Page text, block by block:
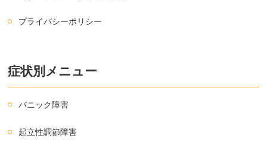
プライバシーポリシー
症状別メニュー
パニック障害
起立性調節障害